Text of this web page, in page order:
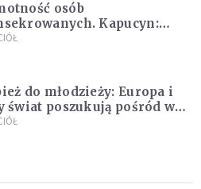
osób
Kapucyn:
w pojedynkę rzadko jest
do młodzieży: Europa i
świat poszukują pośród was
świętych